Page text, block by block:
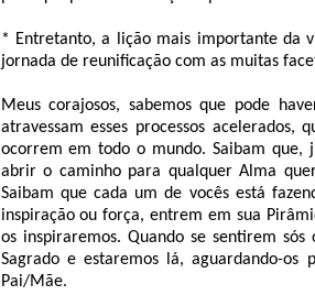
* Entretanto, a lição mais importante da
jornada de reunificação com as muitas
Meus corajosos, sabemos que pode
atravessam esses processos acelerados,
ocorrem em todo o mundo. Saibam que,
abrir o caminho para qualquer Alma
Saibam que cada um de vocês está
inspiração ou força, entrem em sua
os inspiraremos. Quando se sentirem
Sagrado e estaremos lá, aguardando-
Pai/Mãe.